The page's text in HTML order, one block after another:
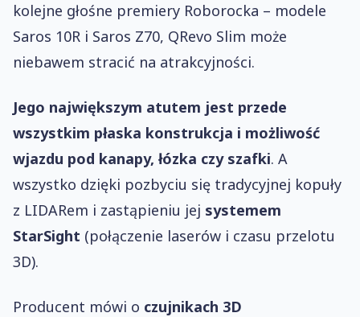
kolejne głośne premiery Roborocka – modele
Saros 10R i Saros Z70, QRevo Slim może
niebawem stracić na atrakcyjności.
Jego największym atutem jest przede
wszystkim płaska konstrukcja i możliwość
wjazdu pod kanapy, łózka czy szafki. A
wszystko dzięki pozbyciu się tradycyjnej kopuły
z LIDARem i zastąpieniu jej systemem
StarSight (połączenie laserów i czasu przelotu
3D).
Producent mówi o czujnikach 3D